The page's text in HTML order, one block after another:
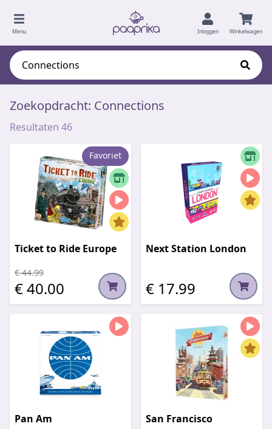
Menu Inloggen Winkelwagen
Zoekopdracht: Connections
Resultaten 46
Favoriet
Ticket to Ride Europe
€ 44.99
€ 40.00
Next Station London
€ 17.99
Pan Am
San Francisco